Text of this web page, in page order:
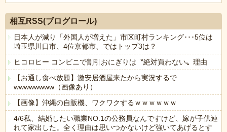
相互RSS(ブログロール)
日本人が減り「外国人が増えた」市区町村ランキング･･･5位は
埼玉県川口市、4位京都市、ではトップ3は？
ヒコロヒー コンビニで割引おにぎりは〝絶対買わない〟理由
【お通し食べ放題】激安居酒屋来たから実況するで
wwwwwwww（画像あり）
【画像】沖縄の自販機、ワクワクするｗｗｗｗｗｗ
4/6私、結婚したい職業NO.1の公務員なんですけど、嫁が子供連
れて家出した。全く理由は思いつかないけど強いてあげるとす